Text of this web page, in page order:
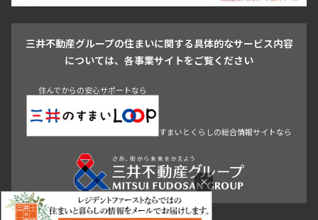
新宿・代々木
目白・高田馬場・早稲田
中野・荻窪
池尻大橋・三軒茶屋
祐天寺・学芸大学・自由が丘
駒沢・用賀・二子玉川
成城・砧
池袋・板橋・王子
戸越・大井・蒲田
青山 渋谷 東京・大手町 新宿
神田・御茶ノ水・秋葉原
初台・幡ヶ谷・笹塚
三井不動産グループの住まいに関する具体的なサービス内容
については、各事業サイトをご覧ください
住んでからの安心サポートなら
×